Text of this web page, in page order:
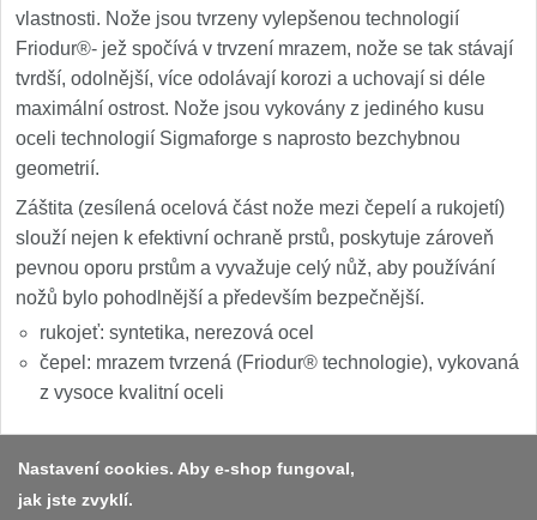
vlastnosti. Nože jsou tvrzeny vylepšenou technologií
Friodur®- jež spočívá v trvzení mrazem, nože se tak stávají
tvrdší, odolnější, více odolávají korozi a uchovají si déle
maximální ostrost. Nože jsou vykovány z jediného kusu
oceli technologií Sigmaforge s naprosto bezchybnou
geometrií.
Záštita (zesílená ocelová část nože mezi čepelí a rukojetí)
slouží nejen k efektivní ochraně prstů, poskytuje zároveň
pevnou oporu prstům a vyvažuje celý nůž, aby používání
nožů bylo pohodlnější a především bezpečnější.
rukojeť: syntetika, nerezová ocel
čepel: mrazem tvrzená (Friodur® technologie), vykovaná
z vysoce kvalitní oceli
Platba a dodávka
Nastavení cookies. Aby e-shop fungoval,
jak jste zvyklí.